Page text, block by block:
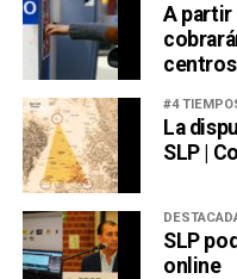
A partir
#4
La
SLP |
SLP
online